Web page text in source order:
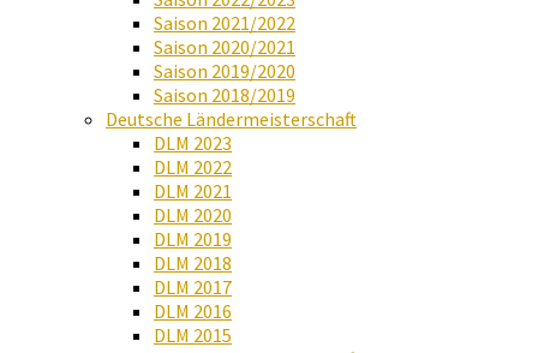
Saison 2021/2022
Saison 2020/2021
Saison 2019/2020
Saison 2018/2019
Deutsche Ländermeisterschaft
DLM 2023
DLM 2022
DLM 2021
DLM 2020
DLM 2019
DLM 2018
DLM 2017
DLM 2016
DLM 2015